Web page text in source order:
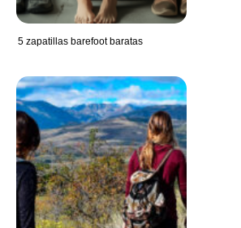
5 zapatillas barefoot baratas